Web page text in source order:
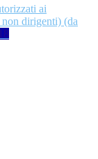
ai
dirigenti) (da
18